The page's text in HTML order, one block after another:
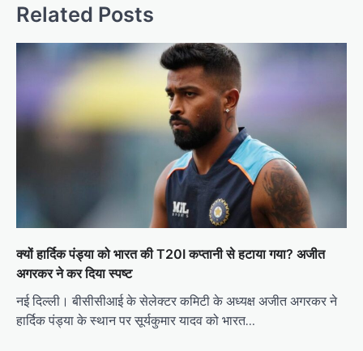
Related Posts
क्यों हार्दिक पंड्या को भारत की T20I कप्तानी से हटाया गया? अजीत
अगरकर ने कर दिया स्पष्ट
नई दिल्ली। बीसीसीआई के सेलेक्टर कमिटी के अध्यक्ष अजीत अगरकर ने
हार्दिक पंड्या के स्थान पर सूर्यकुमार यादव को भारत…